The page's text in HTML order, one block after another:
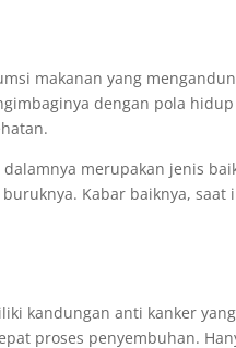
makanan yang
dengan pola
merupakan jenis
Kabar baiknya, saat
kandungan anti kanker
proses penyembuhan.